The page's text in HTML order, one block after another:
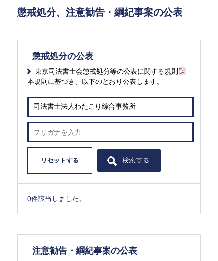
懲戒処分、注意勧告・綱紀事案の公表
懲戒処分の公表
東京司法書士会懲戒処分等の公表に関する規則
本規則に基づき、以下のとおり公表します。
リセットする
0件該当しました。
注意勧告・綱紀事案の公表